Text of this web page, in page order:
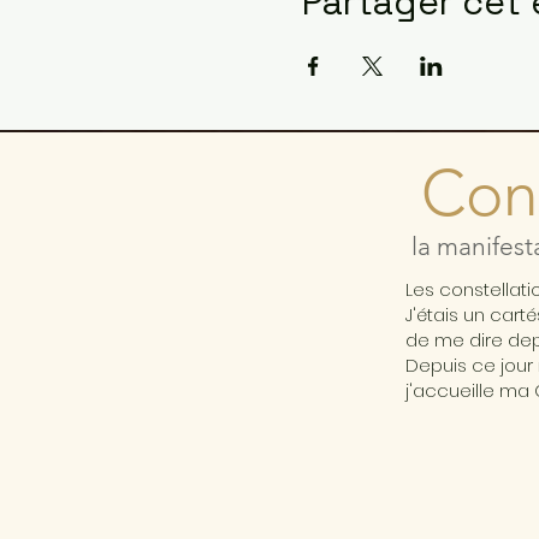
la
Les
J'étais un
de me dire
Depuis ce
j'accueille ma